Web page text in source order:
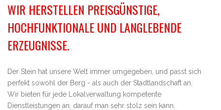
WIR HERSTELLEN PREISGÜNSTIGE,
HOCHFUNKTIONALE UND LANGLEBENDE
ERZEUGNISSE.
Der Stein hat unsere Welt immer umgegeben, und passt sich
perfekt sowohl der Berg - als auch der Stadtlandschaft an.
Wir bieten für jede Lokalverwaltung kompetente
Dienstleistungen an, darauf man sehr stolz sein kann.